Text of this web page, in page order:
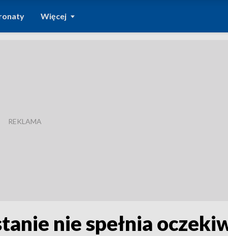
Więcej
nie spełnia